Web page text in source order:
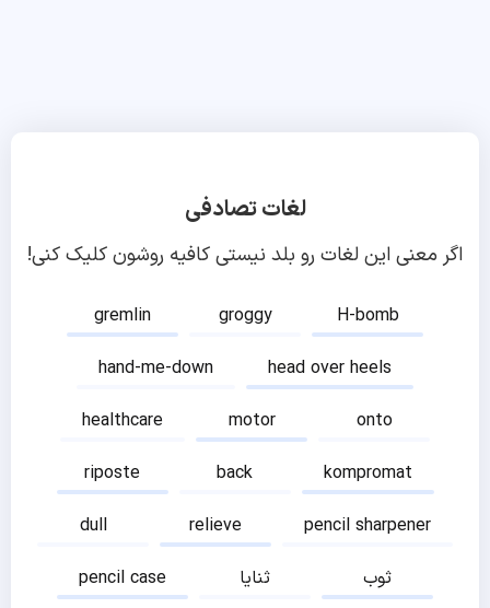
لغات تصادفی
اگر معنی این لغات رو بلد نیستی کافیه روشون کلیک کنی!
gremlin groggy
H-bomb
hand-me-down
head over heels
healthcare
motor
onto
riposte
back
kompromat
dull
relieve
pencil sharpener
pencil case
ثنایا
ثوب